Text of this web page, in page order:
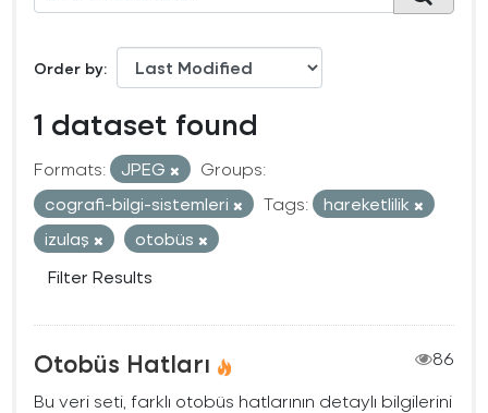
Order by
1 dataset found
Formats: JPEG
Groups:
cografi-bilgi-sistemleri
Tags:
hareketlilik
izulaş
otobüs
Filter Results
Otobüs Hatları
86
Bu veri seti, farklı otobüs hatlarının detaylı bilgilerini